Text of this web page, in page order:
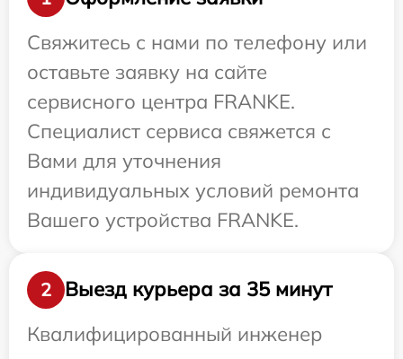
Свяжитесь с нами по телефону или
оставьте заявку на сайте
сервисного центра FRANKE.
Специалист сервиса свяжется с
Вами для уточнения
индивидуальных условий ремонта
Вашего устройства FRANKE.
2
Выезд курьера за 35 минут
Квалифицированный инженер